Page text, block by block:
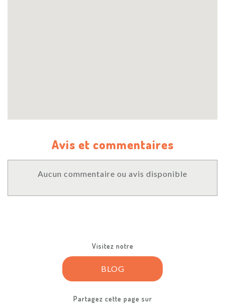
Avis et commentaires
Aucun commentaire ou avis disponible
Visitez notre
BLOG
Partagez cette page sur